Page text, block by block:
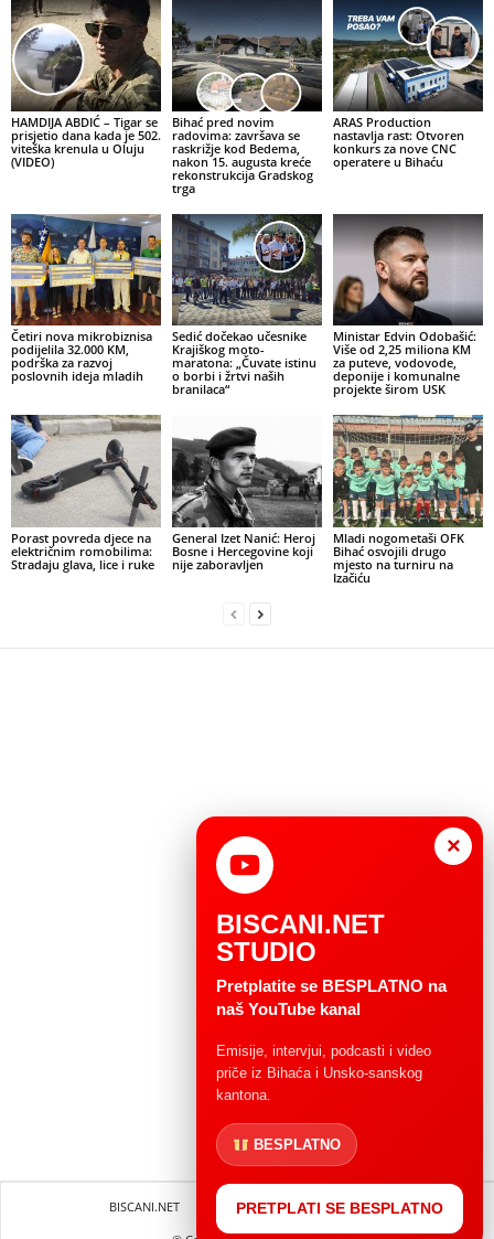
HAMDIJA ABDIĆ – Tigar se
prisjetio dana kada je 502.
viteška krenula u Oluju
(VIDEO)
Bihać pred novim
radovima: završava se
raskrižje kod Bedema,
nakon 15. augusta kreće
rekonstrukcija Gradskog
trga
ARAS Production
nastavlja rast: Otvoren
konkurs za nove CNC
operatere u Bihaću
Četiri nova mikrobiznisa
podijelila 32.000 KM,
podrška za razvoj
poslovnih ideja mladih
Sedić dočekao učesnike
Krajiškog moto-
maratona: „Čuvate istinu
o borbi i žrtvi naših
branilaca“
Ministar Edvin Odobašić:
Više od 2,25 miliona KM
za puteve, vodovode,
deponije i komunalne
projekte širom USK
Porast povreda djece na
električnim romobilima:
Stradaju glava, lice i ruke
General Izet Nanić: Heroj
Bosne i Hercegovine koji
nije zaboravljen
Mladi nogometaši OFK
Bihać osvojili drugo
mjesto na turniru na
Izačiću
BISCANI.NET Impressum
Uvjeti korištenja
×
BISCANI.NET
STUDIO
Pretplatite se BESPLATNO na
naš YouTube kanal
Emisije, intervjui, podcasti i video
priče iz Bihaća i Unsko-sanskog
kantona.
BESPLATNO
PRETPLATI SE BESPLATNO